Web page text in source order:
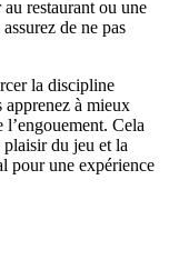
restaurant ou une
de ne pas
la discipline
à mieux
Cela
du jeu et la
pour une expérience